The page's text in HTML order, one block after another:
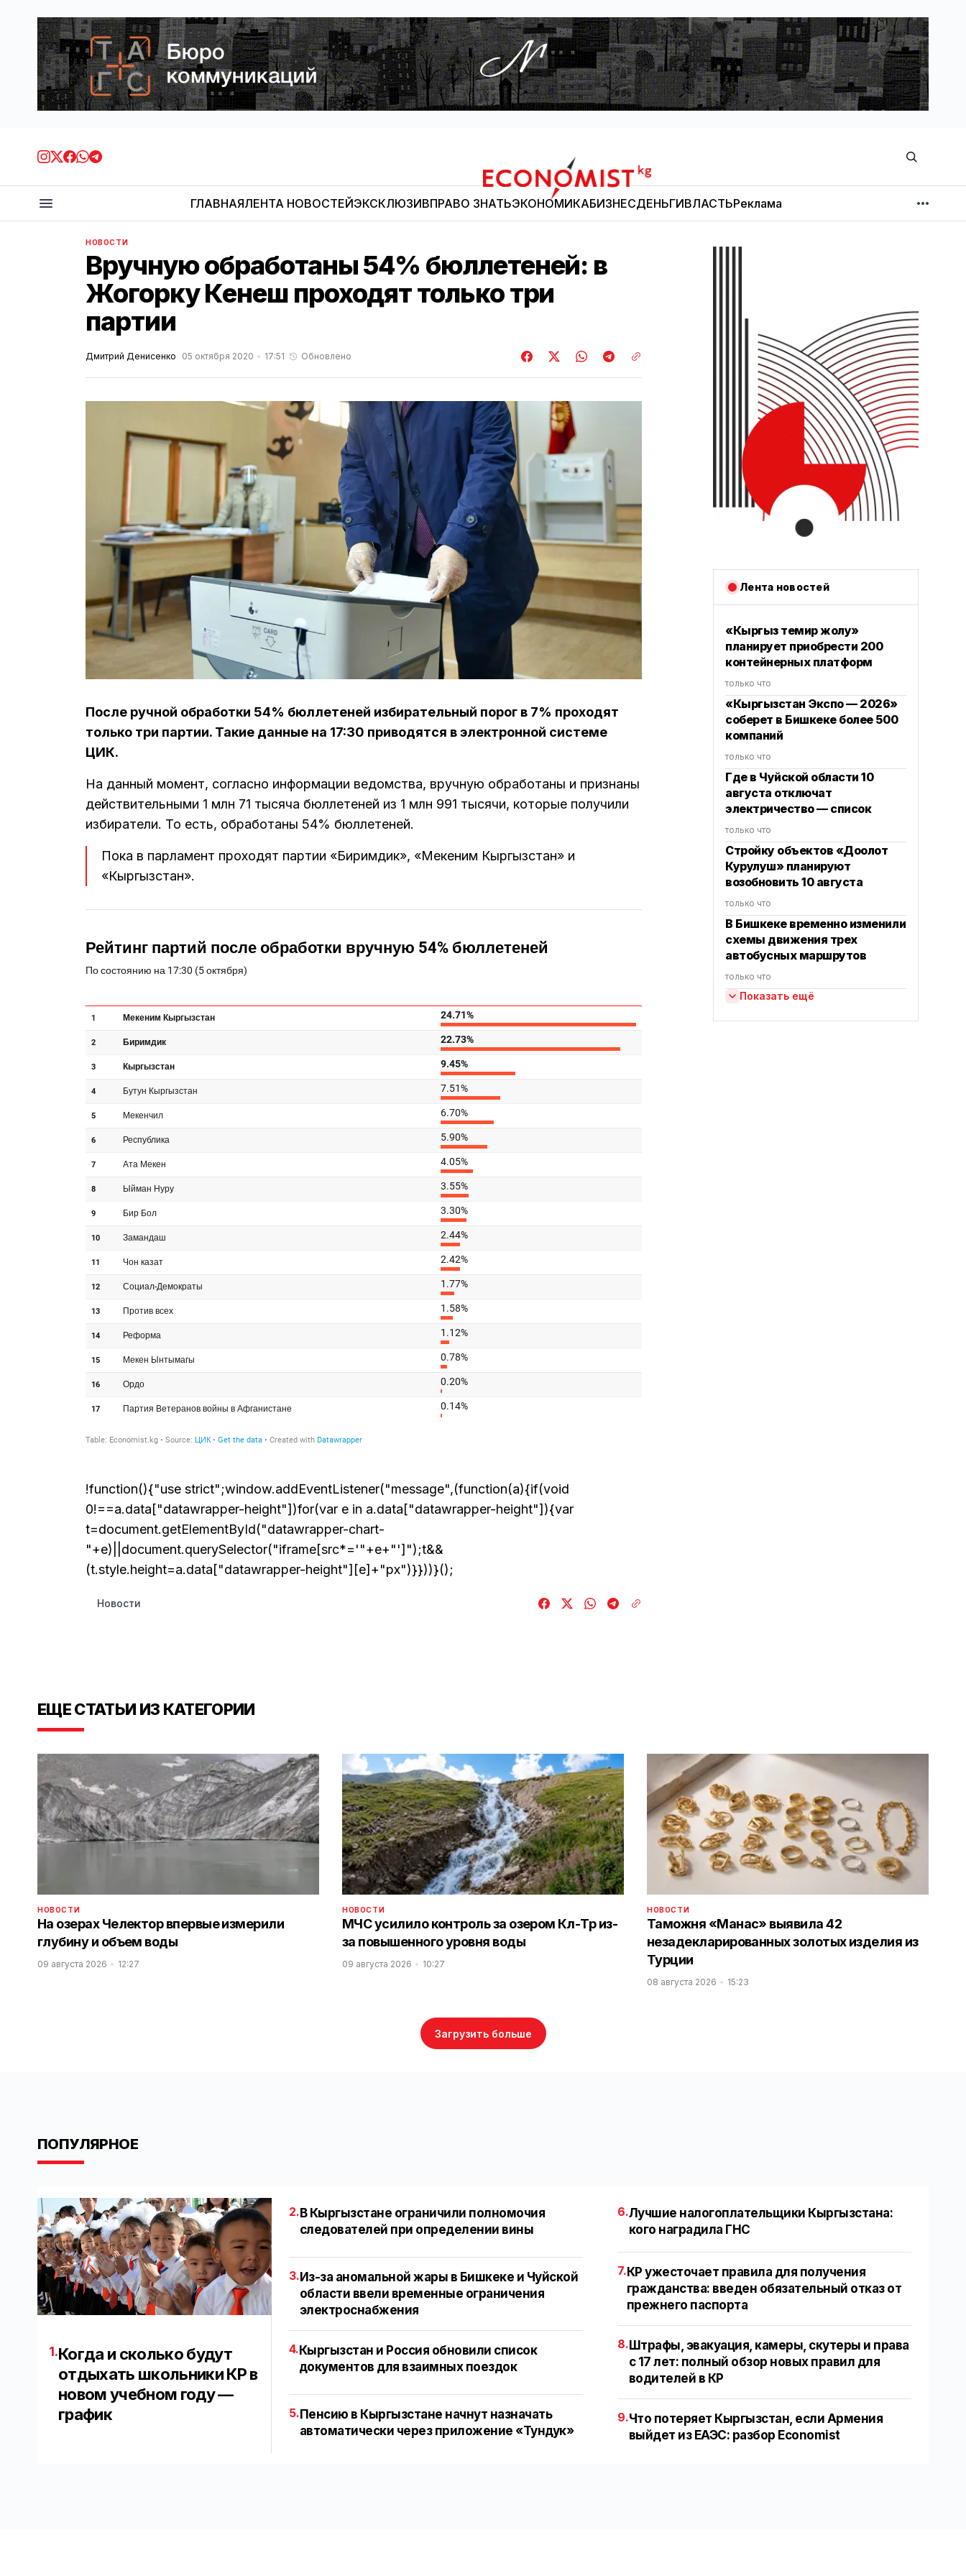
Economist.kg
ГЛАВНАЯЛЕНТА НОВОСТЕЙЭКСКЛЮЗИВПРАВО ЗНАТЬЭКОНОМИКАБИЗНЕСДЕНЬГИВЛАСТЬРеклама
МНЕНИЕ
НОВОСТИ
Вручную обработаны 54% бюллетеней: в
Жогорку Кенеш проходят только три
партии
Дмитрий Денисенко 05 октября 2020 17:51 Обновлено
После ручной обработки 54% бюллетеней избирательный порог в 7% проходят
только три партии. Такие данные на 17:30 приводятся в электронной системе
ЦИК.
На данный момент, согласно информации ведомства, вручную обработаны и признаны
действительными 1 млн 71 тысяча бюллетеней из 1 млн 991 тысячи, которые получили
избиратели. То есть, обработаны 54% бюллетеней.
Пока в парламент проходят партии «Биримдик», «Мекеним Кыргызстан» и
«Кыргызстан».
!function(){"use strict";window.addEventListener("message",(function(a){if(void
0!==a.data["datawrapper-height"])for(var e in a.data["datawrapper-height"]){var
t=document.getElementById("datawrapper-chart-
"+e)||document.querySelector("iframe[src*='"+e+"']");t&&
(t.style.height=a.data["datawrapper-height"][e]+"px")}}))}();
Новости
Лента новостей
«Кыргыз темир жолу»
планирует приобрести 200
контейнерных платформ
только что
«Кыргызстан Экспо — 2026»
соберет в Бишкеке более 500
компаний
только что
Где в Чуйской области 10
августа отключат
электричество — список
только что
Стройку объектов «Доолот
Курулуш» планируют
возобновить 10 августа
только что
В Бишкеке временно изменили
схемы движения трех
автобусных маршрутов
только что
Показать ещё
ЕЩЕ СТАТЬИ ИЗ КАТЕГОРИИ
НОВОСТИ
На озерах Челектор впервые измерили
глубину и объем воды
09 августа 2026 12:27
НОВОСТИ
МЧС усилило контроль за озером Көл-Төр из-
за повышенного уровня воды
09 августа 2026 10:27
НОВОСТИ
Таможня «Манас» выявила 42
незадекларированных золотых изделия из
Турции
08 августа 2026 15:23
Загрузить больше
ПОПУЛЯРНОЕ
1.Когда и сколько будут
отдыхать школьники КР в
новом учебном году —
график
2. В Кыргызстане ограничили полномочия
следователей при определении вины
3.Из-за аномальной жары в Бишкеке и Чуйской
области ввели временные ограничения
электроснабжения
4.Кыргызстан и Россия обновили список
документов для взаимных поездок
5.Пенсию в Кыргызстане начнут назначать
автоматически через приложение «Тундук»
6.Лучшие налогоплательщики Кыргызстана:
кого наградила ГНС
7. КР ужесточает правила для получения
гражданства: введен обязательный отказ от
прежнего паспорта
8. Штрафы, эвакуация, камеры, скутеры и права
с 17 лет: полный обзор новых правил для
водителей в КР
9.Что потеряет Кыргызстан, если Армения
выйдет из ЕАЭС: разбор Economist